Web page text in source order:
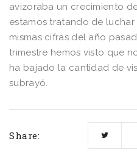
avizoraba un crecimiento
estamos tratando de
mismas cifras del año
trimestre hemos visto que
ha bajado la cantidad de
subrayó.
Share: